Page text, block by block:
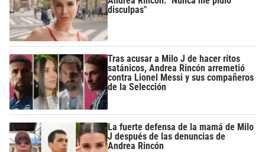
disculpas"
Tras acusar a Milo J de hacer ritos
satánicos, Andrea Rincón arremetió
contra Lionel Messi y sus compañeros
de la Selección
La fuerte defensa de la mamá de Milo
J después de las denuncias de
Andrea Rincón